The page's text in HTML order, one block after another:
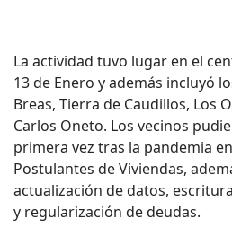
La actividad tuvo lugar en el
13 de Enero y además incluyó
Breas, Tierra de Caudillos, Los
Carlos Oneto. Los vecinos
primera vez tras la pandemia
Postulantes de Viviendas,
actualización de datos,
y regularización de deudas.